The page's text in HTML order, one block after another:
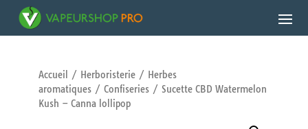
Accueil / Herboristerie/ Herbes
aromatiques/ Confiseries/ Sucette CBD Watermelon
Kush – Canna lollipop